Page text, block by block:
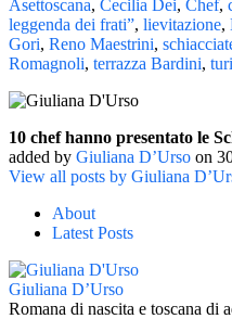
Asettoscana, Cecilia Dei, Chef,
leggenda dei frati”, lievitazione,
Gori, Reno Maestrini,
Romagnoli, terrazza Bardini,
10 chef hanno presentato le
added by Giuliana D’Urso on
View all posts by Giuliana
About
Latest Posts
Giuliana D’Urso
Romana di nascita e toscana di